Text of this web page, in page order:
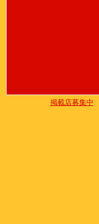
掲載店募集中